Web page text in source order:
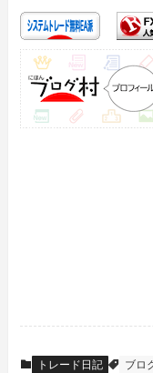
トレード日記 ブロ